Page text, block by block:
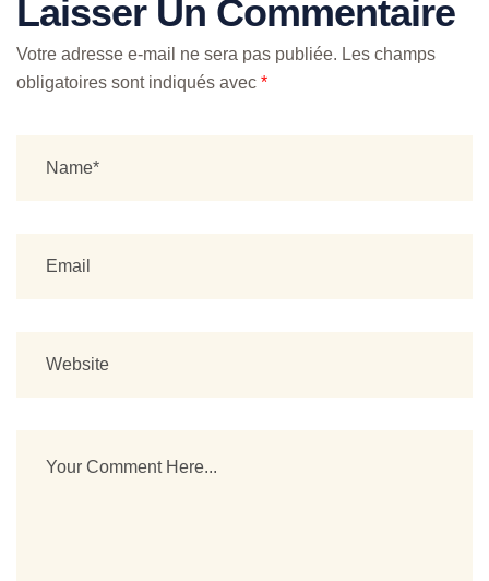
Laisser Un Commentaire
Votre adresse e-mail ne sera pas publiée. Les champs
obligatoires sont indiqués avec *